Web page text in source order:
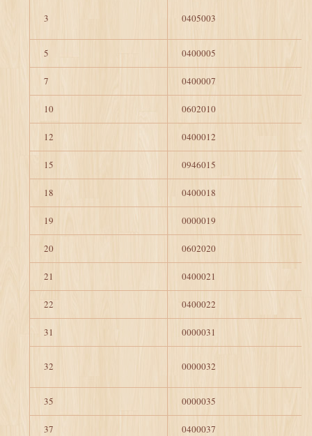
3 0405003
5 0400005
7 0400007
10 0602010
12 0400012
15 0946015
18 0400018
19 0000019
20 0602020
21 0400021
22 0400022
31 0000031
32 0000032
35 0000035
37 0400037